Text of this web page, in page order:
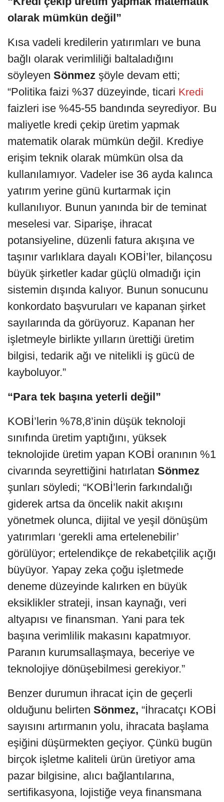
olarak mümkün değil”
Kısa vadeli kredilerin yatırımları ve buna
bağlı olarak verimliliği baltaladığını
söyleyen Sönmez şöyle devam etti;
“Politika faizi %37 düzeyinde, ticari Kredi
faizleri ise %45-55 bandında seyrediyor. Bu
maliyetle kredi çekip üretim yapmak
matematik olarak mümkün değil. Krediye
erişim teknik olarak mümkün olsa da
kullanılamıyor. Vadeler ise 36 ayda kalınca
yatırım yerine günü kurtarmak için
kullanılıyor. Bunun yanında bir de teminat
meselesi var. Siparişe, ihracat
potansiyeline, düzenli fatura akışına ve
taşınır varlıklara dayalı KOBİ’ler, bilançosu
büyük şirketler kadar güçlü olmadığı için
sistemin dışında kalıyor. Bunun sonucunu
konkordato başvuruları ve kapanan şirket
sayılarında da görüyoruz. Kapanan her
işletmeyle birlikte yılların ürettiği üretim
bilgisi, tedarik ağı ve nitelikli iş gücü de
kayboluyor.”
“Para tek başına yeterli değil”
KOBİ’lerin %78,8’inin düşük teknoloji
sınıfında üretim yaptığını, yüksek
teknolojide üretim yapan KOBİ oranının %1
civarında seyrettiğini hatırlatan Sönmez
şunları söyledi; “KOBİ’lerin farkındalığı
giderek artsa da öncelik nakit akışını
yönetmek olunca, dijital ve yeşil dönüşüm
yatırımları ‘gerekli ama ertelenebilir’
görülüyor; ertelendikçe de rekabetçilik açığı
büyüyor. Yapay zeka çoğu işletmede
deneme düzeyinde kalırken en büyük
eksiklikler strateji, insan kaynağı, veri
altyapısı ve finansman. Yani para tek
başına verimlilik makasını kapatmıyor.
Paranın kurumsallaşmaya, beceriye ve
teknolojiye dönüşebilmesi gerekiyor.”
Benzer durumun ihracat için de geçerli
olduğunu belirten Sönmez, “İhracatçı KOBİ
sayısını artırmanın yolu, ihracata başlama
eşiğini düşürmekten geçiyor. Çünkü bugün
birçok işletme kaliteli ürün üretiyor ama
pazar bilgisine, alıcı bağlantılarına,
sertifikasyona, lojistiğe veya finansmana